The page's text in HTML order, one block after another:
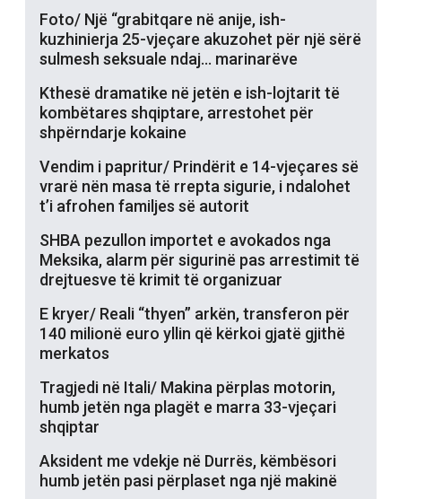
Foto/ Një “grabitqare në anije, ish-
kuzhinierja 25-vjeçare akuzohet për një sërë
sulmesh seksuale ndaj… marinarëve
Kthesë dramatike në jetën e ish-lojtarit të
kombëtares shqiptare, arrestohet për
shpërndarje kokaine
Vendim i papritur/ Prindërit e 14-vjeçares së
vrarë nën masa të rrepta sigurie, i ndalohet
t’i afrohen familjes së autorit
SHBA pezullon importet e avokados nga
Meksika, alarm për sigurinë pas arrestimit të
drejtuesve të krimit të organizuar
E kryer/ Reali “thyen” arkën, transferon për
140 milionë euro yllin që kërkoi gjatë gjithë
merkatos
Tragjedi në Itali/ Makina përplas motorin,
humb jetën nga plagët e marra 33-vjeçari
shqiptar
Aksident me vdekje në Durrës, këmbësori
humb jetën pasi përplaset nga një makinë